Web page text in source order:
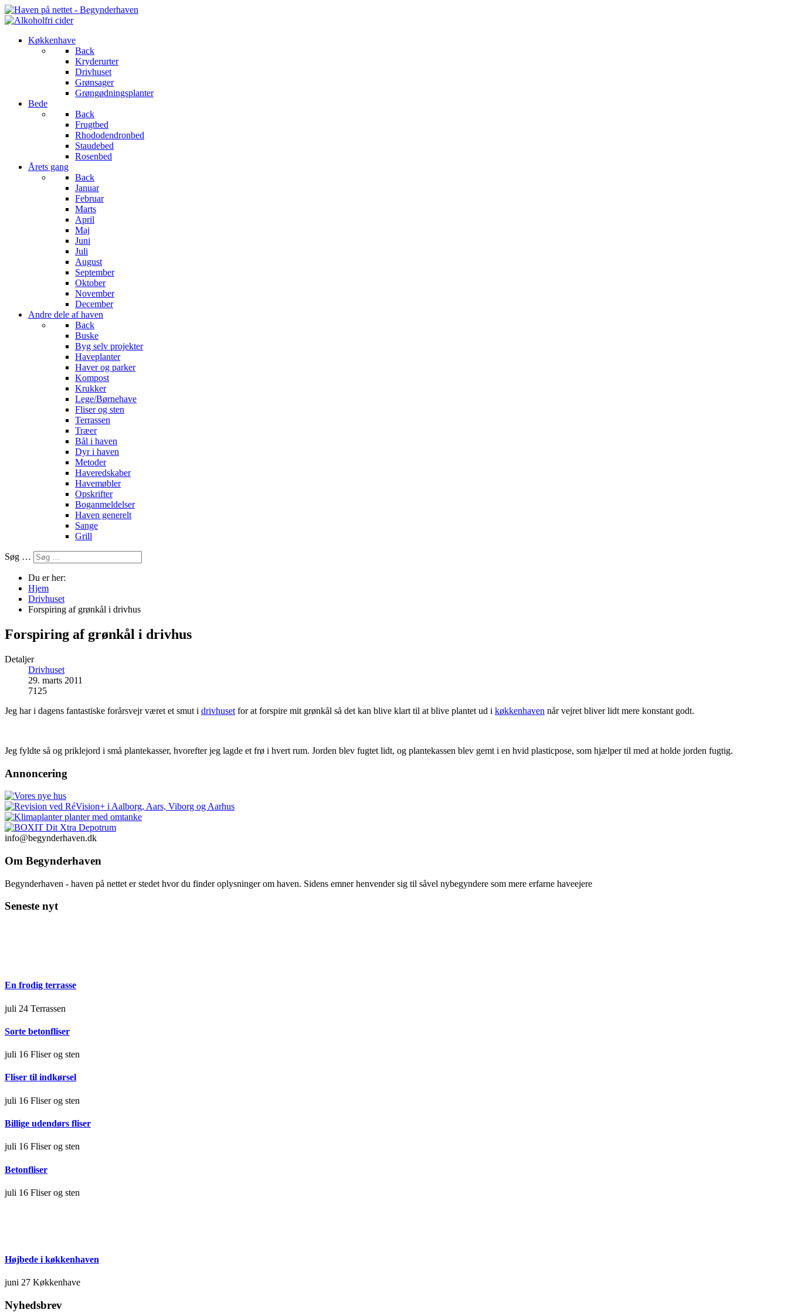
Køkkenhave
Back
Kryderurter
Drivhuset
Grønsager
Grøngødningsplanter
Bede
Back
Frugtbed
Rhododendronbed
Staudebed
Rosenbed
Årets gang
Back
Januar
Februar
Marts
April
Maj
Juni
Juli
August
September
Oktober
November
December
Andre dele af haven
Back
Buske
Byg selv projekter
Haveplanter
Haver og parker
Kompost
Krukker
Lege/Børnehave
Fliser og sten
Terrassen
Træer
Bål i haven
Dyr i haven
Metoder
Haveredskaber
Havemøbler
Opskrifter
Boganmeldelser
Haven generelt
Sange
Grill
Søg …
Du er her:
Hjem
Drivhuset
Forspiring af grønkål i drivhus
Forspiring af grønkål i drivhus
Detaljer
Drivhuset
29. marts 2011
7125
Jeg har i dagens fantastiske forårsvejr været et smut i drivhuset for at forspire mit grønkål så det kan blive klart til at blive plantet ud i køkkenhaven når vejret bliver lidt mere konstant godt.
Jeg fyldte så og priklejord i små plantekasser, hvorefter jeg lagde et frø i hvert rum. Jorden blev fugtet lidt, og plantekassen blev gemt i en hvid plasticpose, som hjælper til med at holde jorden fugtig.
Annoncering
info@begynderhaven.dk
Om Begynderhaven
Begynderhaven - haven på nettet er stedet hvor du finder oplysninger om haven. Sidens emner henvender sig til såvel nybegyndere som mere erfarne haveejere
Seneste nyt
En frodig terrasse
juli 24 Terrassen
Sorte betonfliser
juli 16 Fliser og sten
Fliser til indkørsel
juli 16 Fliser og sten
Billige udendørs fliser
juli 16 Fliser og sten
Betonfliser
juli 16 Fliser og sten
Højbede i køkkenhaven
juni 27 Køkkenhave
Nyhedsbrev